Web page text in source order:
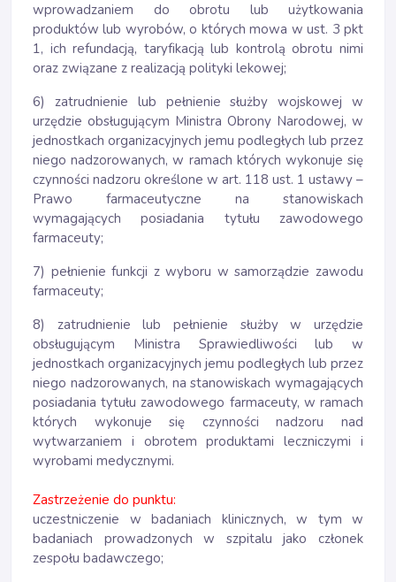
wprowadzaniem do obrotu lub użytkowania
produktów lub wyrobów, o których mowa w ust. 3 pkt
1, ich refundacją, taryfikacją lub kontrolą obrotu nimi
oraz związane z realizacją polityki lekowej;
6) zatrudnienie lub pełnienie służby wojskowej w
urzędzie obsługującym Ministra Obrony Narodowej, w
jednostkach organizacyjnych jemu podległych lub przez
niego nadzorowanych, w ramach których wykonuje się
czynności nadzoru określone w art. 118 ust. 1 ustawy –
Prawo farmaceutyczne na stanowiskach
wymagających posiadania tytułu zawodowego
farmaceuty;
7) pełnienie funkcji z wyboru w samorządzie zawodu
farmaceuty;
8) zatrudnienie lub pełnienie służby w urzędzie
obsługującym Ministra Sprawiedliwości lub w
jednostkach organizacyjnych jemu podległych lub przez
niego nadzorowanych, na stanowiskach wymagających
posiadania tytułu zawodowego farmaceuty, w ramach
których wykonuje się czynności nadzoru nad
wytwarzaniem i obrotem produktami leczniczymi i
wyrobami medycznymi.
Zastrzeżenie do punktu:
uczestniczenie w badaniach klinicznych, w tym w
badaniach prowadzonych w szpitalu jako członek
zespołu badawczego;